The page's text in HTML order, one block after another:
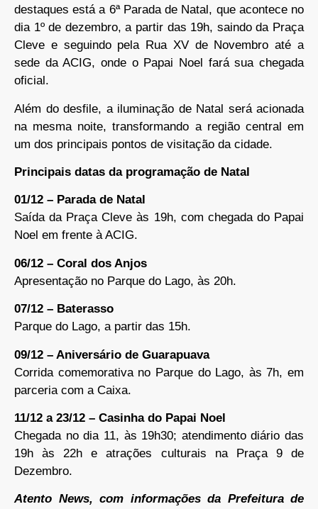
destaques está a 6ª Parada de Natal, que acontece no
dia 1º de dezembro, a partir das 19h, saindo da Praça
Cleve e seguindo pela Rua XV de Novembro até a
sede da ACIG, onde o Papai Noel fará sua chegada
oficial.
Além do desfile, a iluminação de Natal será acionada
na mesma noite, transformando a região central em
um dos principais pontos de visitação da cidade.
Principais datas da programação de Natal
01/12 – Parada de Natal
Saída da Praça Cleve às 19h, com chegada do Papai
Noel em frente à ACIG.
06/12 – Coral dos Anjos
Apresentação no Parque do Lago, às 20h.
07/12 – Baterasso
Parque do Lago, a partir das 15h.
09/12 – Aniversário de Guarapuava
Corrida comemorativa no Parque do Lago, às 7h, em
parceria com a Caixa.
11/12 a 23/12 – Casinha do Papai Noel
Chegada no dia 11, às 19h30; atendimento diário das
19h às 22h e atrações culturais na Praça 9 de
Dezembro.
Atento News, com informações da Prefeitura de